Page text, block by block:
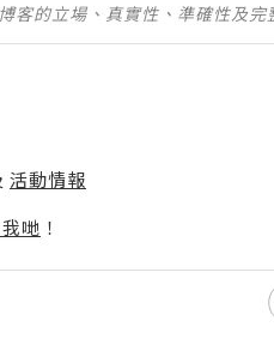
的立場、真實性、準確性及完
活動情報
哋 ！